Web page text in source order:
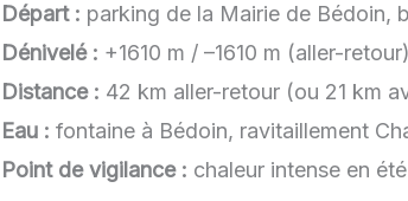
Départ : parking de la Mairie de Bédoin,
Dénivelé : +1610 m / –1610 m (aller-retour)
Distance : 42 km aller-retour (ou 21 km
Eau : fontaine à Bédoin, ravitaillement
Point de vigilance : chaleur intense en